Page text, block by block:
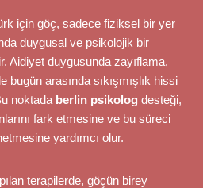
için göç, sadece fiziksel bir yer
duygusal ve psikolojik bir
Aidiyet duygusunda zayıflama,
arasında sıkışmışlık hissi
noktada berlin psikolog desteği,
fark etmesine ve bu süreci
yardımcı olur.
terapilerde, göçün birey